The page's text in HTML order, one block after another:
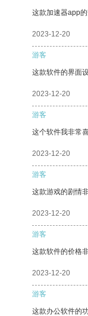
这款加速器app
2023-12-20
游客
这款软件的界面
2023-12-20
游客
这个软件我非常
2023-12-20
游客
这款游戏的剧情
2023-12-20
游客
这款软件的价格
2023-12-20
游客
这款办公软件的